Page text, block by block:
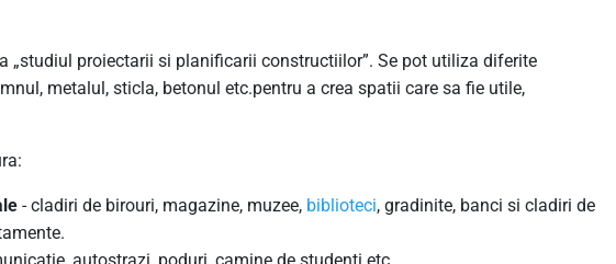
„studiul proiectarii si planificarii constructiilor”. Se pot utiliza diferite
metalul, sticla, betonul etc.pentru a crea spatii care sa fie utile,
- cladiri de birouri, magazine, muzee, biblioteci, gradinite, banci si cladiri de